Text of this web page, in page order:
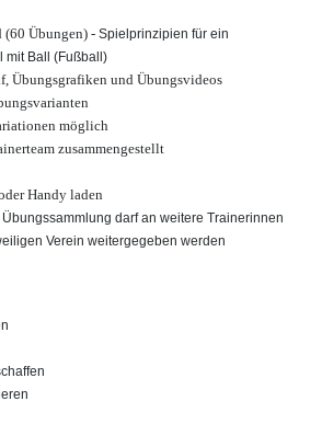
Übungen) - Spielprinzipien für ein
mit Ball (Fußball)
Übungsgrafiken und Übungsvideos
möglich
zusammengestellt
Handy laden
darf an weitere Trainerinnen
Verein weitergegeben werden